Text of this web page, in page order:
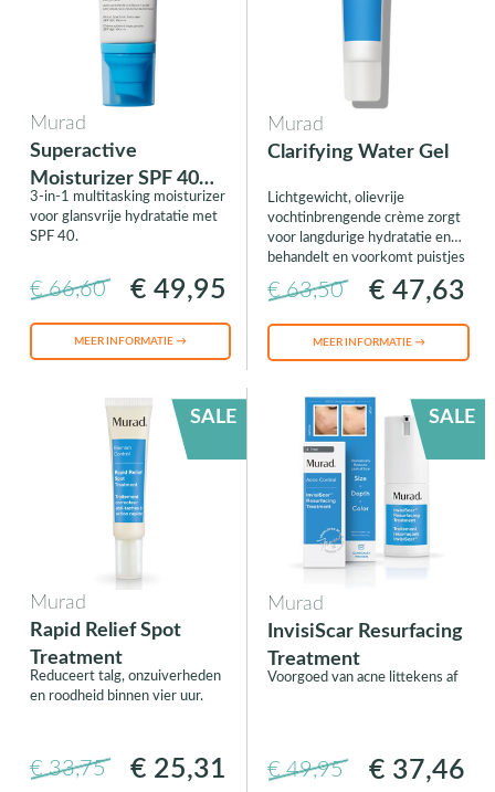
Murad
Superactive
Moisturizer SPF 40
Mattifying Oil + Pore
Control
3-in-1 multitasking moisturizer
voor glansvrije hydratatie met
SPF 40.
€ 66,60 € 49,95
MEER INFORMATIE →
Murad
Clarifying Water Gel
Lichtgewicht, olievrije
vochtinbrengende crème zorgt
voor langdurige hydratatie en
behandelt en voorkomt puistjes
€ 63,50 € 47,63
MEER INFORMATIE →
SALE
Murad
Rapid Relief Spot
Treatment
Reduceert talg, onzuiverheden
en roodheid binnen vier uur.
€ 33,75 € 25,31
SALE
Murad
InvisiScar Resurfacing
Treatment
Voorgoed van acne littekens af
€ 49,95 € 37,46